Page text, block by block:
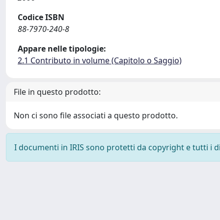
Codice ISBN
88-7970-240-8
Appare nelle tipologie:
2.1 Contributo in volume (Capitolo o Saggio)
File in questo prodotto:
Non ci sono file associati a questo prodotto.
I documenti in IRIS sono protetti da copyright e tutti i